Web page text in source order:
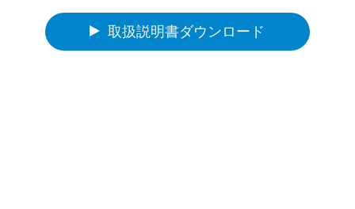
取扱説明書ダウンロード